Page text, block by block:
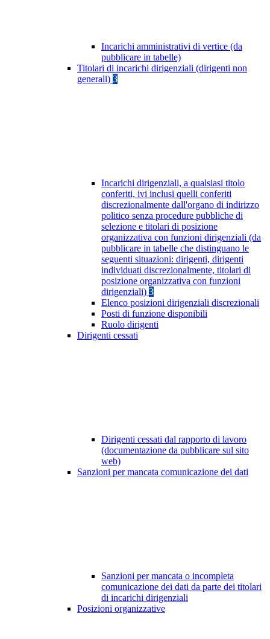
Incarichi amministrativi di vertice (da
pubblicare in tabelle)
Titolari di incarichi dirigenziali (dirigenti non
generali) 3
Incarichi dirigenziali, a qualsiasi titolo
conferiti, ivi inclusi quelli conferiti
discrezionalmente dall'organo di indirizzo
politico senza procedure pubbliche di
selezione e titolari di posizione
organizzativa con funzioni dirigenziali (da
pubblicare in tabelle che distinguano le
seguenti situazioni: dirigenti, dirigenti
individuati discrezionalmente, titolari di
posizione organizzativa con funzioni
dirigenziali) 3
Elenco posizioni dirigenziali discrezionali
Posti di funzione disponibili
Ruolo dirigenti
Dirigenti cessati
Dirigenti cessati dal rapporto di lavoro
(documentazione da pubblicare sul sito
web)
Sanzioni per mancata comunicazione dei dati
Sanzioni per mancata o incompleta
comunicazione dei dati da parte dei titolari
di incarichi dirigenziali
Posizioni organizzative